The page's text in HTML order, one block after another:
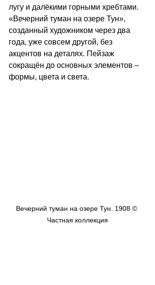
лугу и далёкими горными хребтами.
«Вечерний туман на озере Тун»,
созданный художником через два
года, уже совсем другой, без
акцентов на деталях. Пейзаж
сокращён до основных элементов –
формы, цвета и света.
Вечерний туман на озере Тун. 1908 ©
Частная коллекция